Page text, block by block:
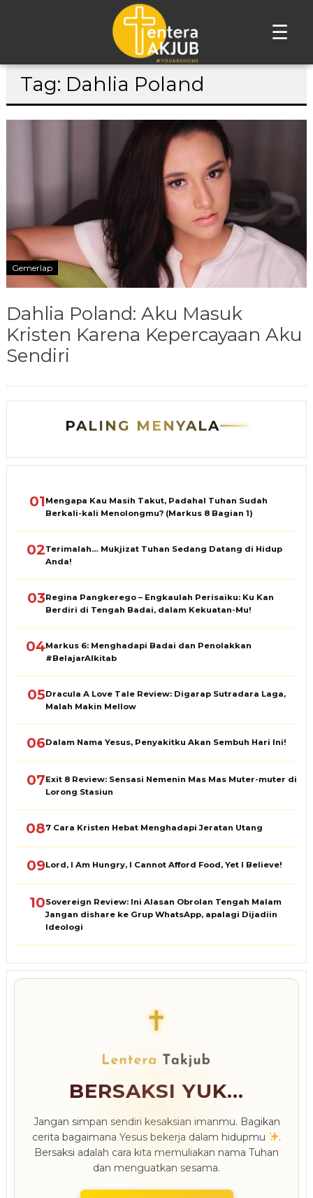
☰
Lompat
Tag: Dahlia Poland
Gemerlap
Dahlia Poland: Aku Masuk
Kristen Karena Kepercayaan Aku
Sendiri
PALING MENYALA
01Mengapa Kau Masih Takut, Padahal Tuhan Sudah
Berkali-kali Menolongmu? (Markus 8 Bagian 1)
02Terimalah… Mukjizat Tuhan Sedang Datang di Hidup
Anda!
03Regina Pangkerego – Engkaulah Perisaiku: Ku Kan
Berdiri di Tengah Badai, dalam Kekuatan-Mu!
04Markus 6: Menghadapi Badai dan Penolakkan
#BelajarAlkitab
05Dracula A Love Tale Review: Digarap Sutradara Laga,
Malah Makin Mellow
06Dalam Nama Yesus, Penyakitku Akan Sembuh Hari Ini!
07Exit 8 Review: Sensasi Nemenin Mas Mas Muter-muter di
Lorong Stasiun
087 Cara Kristen Hebat Menghadapi Jeratan Utang
09Lord, I Am Hungry, I Cannot Afford Food, Yet I Believe!
10Sovereign Review: Ini Alasan Obrolan Tengah Malam
Jangan dishare ke Grup WhatsApp, apalagi Dijadiin
Ideologi
✝
BERSAKSI YUK...
Jangan simpan sendiri kesaksian imanmu. Bagikan
cerita bagaimana Yesus bekerja dalam hidupmu
.
Bersaksi adalah cara kita memuliakan nama Tuhan
dan menguatkan sesama.